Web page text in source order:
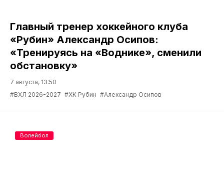
Главный тренер хоккейного клуба
«Рубин» Александр Осипов:
«Тренируясь на «Воднике», сменили
обстановку»
7 августа, 13:50
#ВХЛ 2026-2027 #ХК Рубин #Александр Осипов
Волейбол